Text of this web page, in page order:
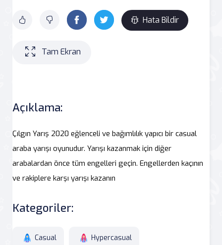
Hata Bildir
Tam Ekran
Açıklama:
Çılgın Yarış 2020 eğlenceli ve bağımlılık yapıcı bir casual
araba yarışı oyunudur. Yarışı kazanmak için diğer
arabalardan önce tüm engelleri geçin. Engellerden kaçının
ve rakiplere karşı yarışı kazanın
Kategoriler:
Casual Hypercasual